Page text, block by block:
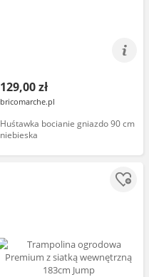
129,00 zł
bricomarche.pl
Huśtawka bocianie gniazdo 90 cm
niebieska